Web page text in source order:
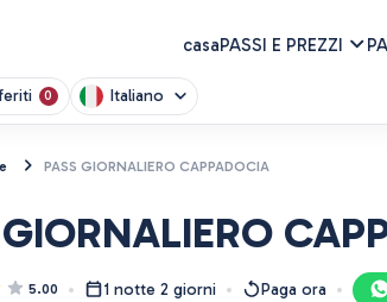
casaPASSI E PREZZI
0 Italiano
PASS GIORNALIERO CAPPADOCIA
5.00 1 notte 2 giorni Paga ora